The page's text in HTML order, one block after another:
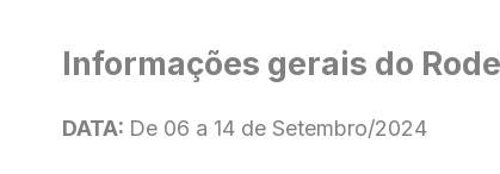
Informações gerais do
DATA: De 06 a 14 de Setembro/2024